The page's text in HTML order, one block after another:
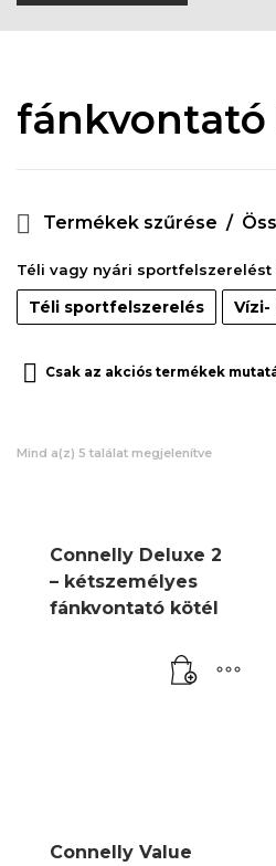
fánkvontató
Termékek szűrése
Téli vagy nyári sportfelszerelést
Téli sportfelszerelés Vízi-
Csak az akciós termékek
Mind a(z) 5 találat megjelenítve
Connelly Deluxe 2
– kétszemélyes
fánkvontató kötél
Connelly Value